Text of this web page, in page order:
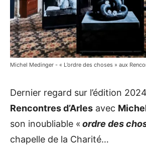
Michel Medinger - « L’ordre des choses » aux
Dernier regard sur l’édition
Rencontres d’Arles avec
son inoubliable «ordre des
chapelle de la Charité…